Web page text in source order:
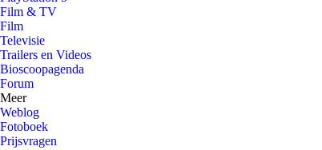
Film & TV
Film
Televisie
Trailers en Videos
Bioscoopagenda
Forum
Meer
Weblog
Fotoboek
Prijsvragen